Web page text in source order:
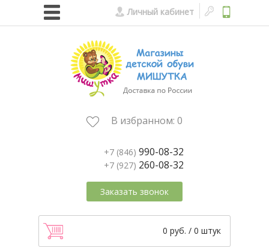
Личный кабинет
В избранном: 0
+7 (846) 990-08-32
+7 (927) 260-08-32
Заказать звонок
0 руб. / 0 штук